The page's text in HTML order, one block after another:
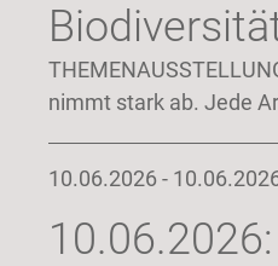
nimmt stark ab. Jede
10.06.2026 -